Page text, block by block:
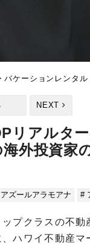
バケーションレンタル
NEXT
リアルタ
外投資家
ズールアラモアナ #
プクラスの不動
ハワイ不動産